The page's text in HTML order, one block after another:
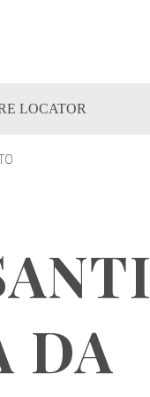
LOCATOR
DA